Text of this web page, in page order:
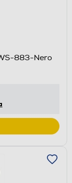
883-Nero